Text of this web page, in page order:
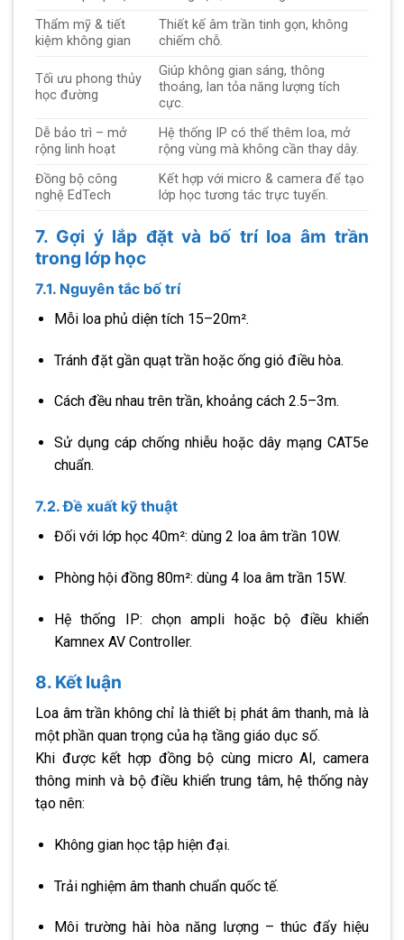
Thẩm mỹ & tiết
kiệm không gian
Thiết kế âm trần tinh gọn, không
chiếm chỗ.
Tối ưu phong thủy
học đường
Giúp không gian sáng, thông
thoáng, lan tỏa năng lượng tích
cực.
Dễ bảo trì – mở
rộng linh hoạt
Hệ thống IP có thể thêm loa, mở
rộng vùng mà không cần thay dây.
Đồng bộ công
nghệ EdTech
Kết hợp với micro & camera để tạo
lớp học tương tác trực tuyến.
7. Gợi ý lắp đặt và bố trí loa âm trần
trong lớp học
7.1. Nguyên tắc bố trí
Mỗi loa phủ diện tích 15–20m².
Tránh đặt gần quạt trần hoặc ống gió điều hòa.
Cách đều nhau trên trần, khoảng cách 2.5–3m.
Sử dụng cáp chống nhiễu hoặc dây mạng CAT5e
chuẩn.
7.2. Đề xuất kỹ thuật
Đối với lớp học 40m²: dùng 2 loa âm trần 10W.
Phòng hội đồng 80m²: dùng 4 loa âm trần 15W.
Hệ thống IP: chọn ampli hoặc bộ điều khiển
Kamnex AV Controller.
8. Kết luận
Loa âm trần không chỉ là thiết bị phát âm thanh, mà là
một phần quan trọng của hạ tầng giáo dục số.
Khi được kết hợp đồng bộ cùng micro AI, camera
thông minh và bộ điều khiển trung tâm, hệ thống này
tạo nên:
Không gian học tập hiện đại.
Trải nghiệm âm thanh chuẩn quốc tế.
Môi trường hài hòa năng lượng – thúc đẩy hiệu